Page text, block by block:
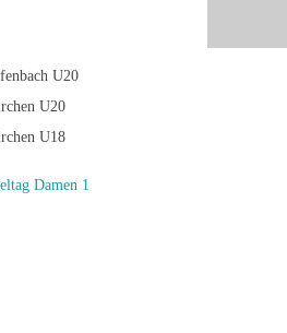
U20
U20
U18
Damen 1